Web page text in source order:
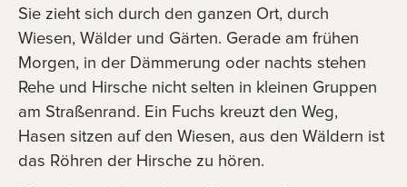
Sie zieht sich durch den ganzen Ort, durch
Wiesen, Wälder und Gärten. Gerade am frühen
Morgen, in der Dämmerung oder nachts stehen
Rehe und Hirsche nicht selten in kleinen Gruppen
am Straßenrand. Ein Fuchs kreuzt den Weg,
Hasen sitzen auf den Wiesen, aus den Wäldern ist
das Röhren der Hirsche zu hören.